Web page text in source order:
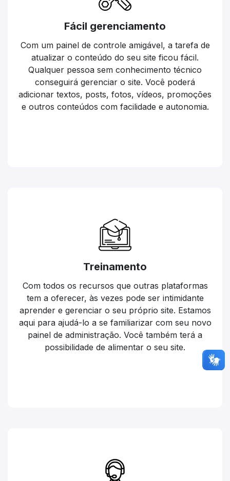
Fácil gerenciamento
Com um painel de controle amigável, a tarefa de
atualizar o conteúdo do seu site ficou fácil.
Qualquer pessoa sem conhecimento técnico
conseguirá gerenciar o site. Você poderá
adicionar textos, posts, fotos, vídeos, promoções
e outros conteúdos com facilidade e autonomia.
Treinamento
Com todos os recursos que outras plataformas
tem a oferecer, às vezes pode ser intimidante
aprender e gerenciar o seu próprio site. Estamos
aqui para ajudá-lo a se familiarizar com seu novo
painel de administração. Você também terá a
possibilidade de alimentar o seu site.